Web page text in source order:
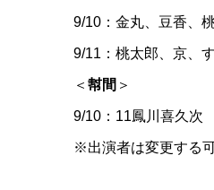
9/10：金丸、豆香、
9/11：桃太郎、京、
＜ 幇間 ＞
9/10：11鳳川喜久次
※出演者は変更する